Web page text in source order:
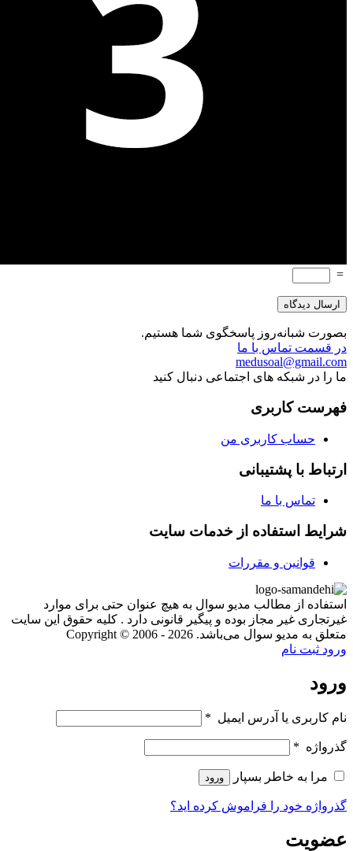
=
بصورت شبانه‌روز پاسخگوی شما هستیم.
در قسمت تماس با ما
medusoal@gmail.com
ما را در شبکه های اجتماعی دنبال کنید
فهرست کاربری
حساب کاربری من
ارتباط با پشتیبانی
تماس با ما
شرایط استفاده از خدمات سایت
قوانین و مقررات
استفاده از مطالب مدیو سوال به هیچ عنوان حتی برای موارد
غیرتجاری غیر مجاز بوده و پیگیر قانونی دارد . کلیه حقوق این سایت
متعلق به مدیو سوال می‌باشد. Copyright © 2006 - 2026
ورود ثبت نام
ورود
نام کاربری یا آدرس ایمیل *
گذرواژه *
مرا به خاطر بسپار ورود
گذرواژه خود را فراموش کرده اید؟
عضویت